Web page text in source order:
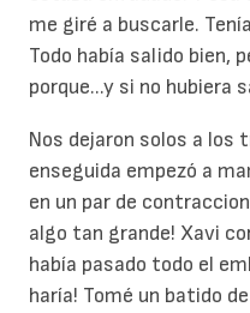
me giré a buscarle.
Todo había salido bien,
porque...y si no hubiera
Nos dejaron solos a los
enseguida empezó a
en un par de
algo tan grande! Xavi
había pasado todo el
haría! Tomé un batido